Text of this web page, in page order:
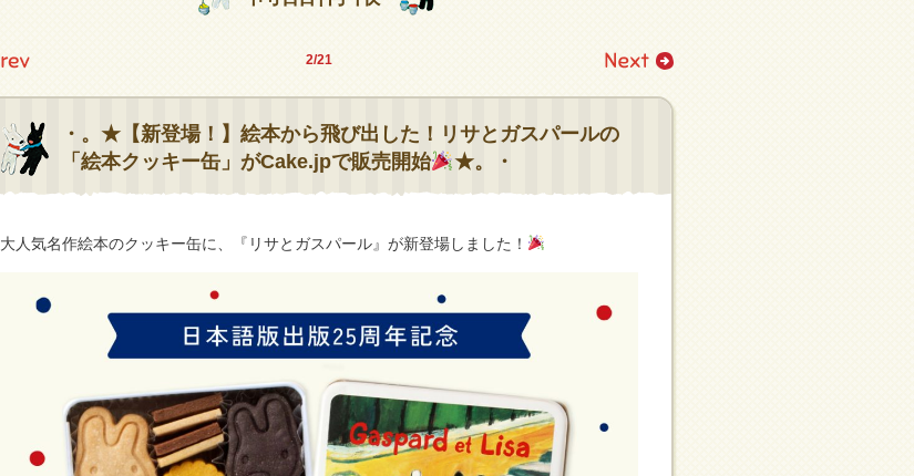
2/21
・。★【新登場！】絵本から飛び出した！リサとガスパールの
「絵本クッキー缶」がCake.jpで販売開始
★。・
大人気名作絵本のクッキー缶に、『リサとガスパール』が新登場しました！